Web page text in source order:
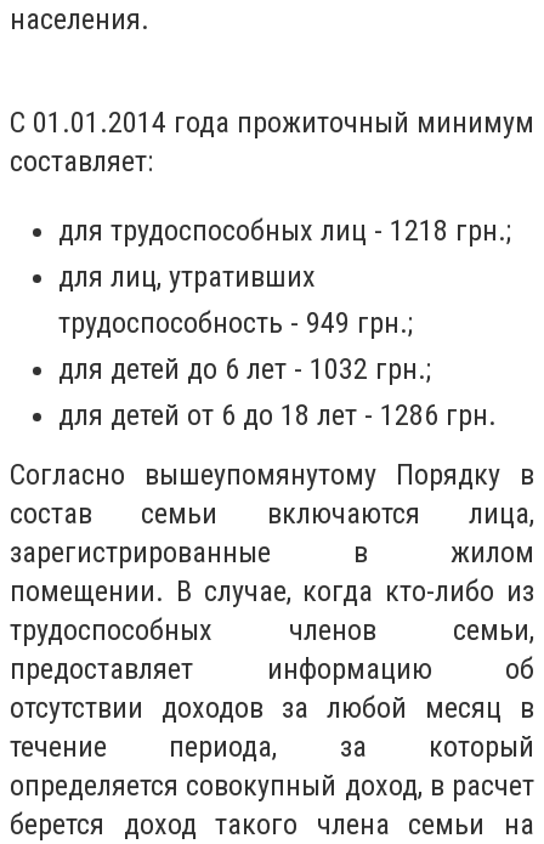
населения.
С 01.01.2014 года прожиточный минимум
составляет:
для трудоспособных лиц - 1218 грн.;
для лиц, утративших
трудоспособность - 949 грн.;
для детей до 6 лет - 1032 грн.;
для детей от 6 до 18 лет - 1286 грн.
Согласно вышеупомянутому Порядку в
состав cемьи включаются лица,
зарегистрированные в жилом
помещении. В случае, когда кто-либо из
трудоспособных членов семьи,
предоставляет информацию об
отсутствии доходов за любой месяц в
течение периода, за который
определяется совокупный доход, в расчет
берется доход такого члена семьи на